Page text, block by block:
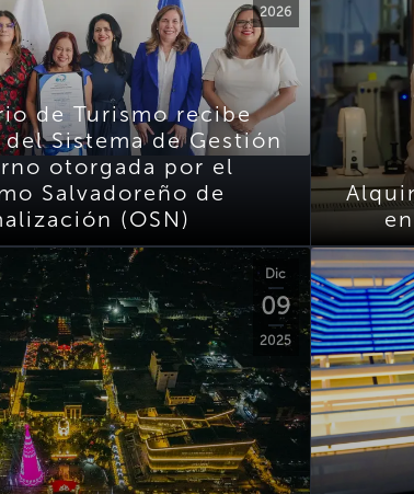
2026
de Turismo recibe
Sistema de Gestión
otorgada por el
Salvadoreño de
(OSN)
Dic
09
2025